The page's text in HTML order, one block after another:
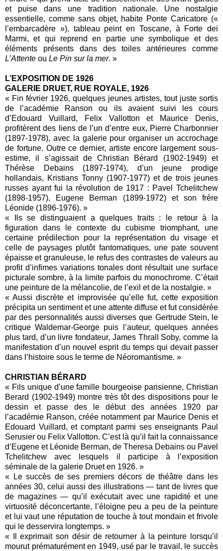
et puise dans une tradition nationale. Une nostalgie
essentielle, comme sans objet, habite Ponte Caricatore («
l’embarcadère »), tableau peint en Toscane, à Forte dei
Marmi, et qui reprend en partie une symbolique et des
éléments présents dans des toiles antérieures comme
L’Attente ou Le Pin sur la mer. »
L’EXPOSITION DE 1926
GALERIE DRUET, RUE ROYALE, 1926
« Fin février 1926, quelques jeunes artistes, tout juste sortis
de l’académie Ranson ou ils avaient suivi les cours
d’Edouard Vuillard, Felix Vallotton et Maurice Denis,
profitèrent des liens de l’un d’entre eux, Pierre Charbonnier
(1897-1978), avec la galerie pour organiser un accrochage
de fortune. Outre ce dernier, artiste encore largement sous-
estime, il s’agissait de Christian Bérard (1902-1949) et
Thérèse Debains (1897-1974), d’un jeune prodige
hollandais, Kristians Tonny (1907-1977) et de trois jeunes
russes ayant fui la révolution de 1917 : Pavel Tchelitchew
(1898-1957), Eugene Berman (1899-1972) et son frère
Léonide (1896-1976). »
« Ils se distinguaient a quelques traits : le retour à la
figuration dans le contexte du cubisme triomphant, une
certaine prédilection pour la représentation du visage et
celle de paysages plutôt fantomatiques, une pate souvent
épaisse et granuleuse, le refus des contrastes de valeurs au
profit d’infimes variations tonales dont résultait une surface
picturale sombre, à la limite parfois du monochrome. C’était
une peinture de la mélancolie, de l’exil et de la nostalgie. »
« Aussi discrète et improvisée qu’elle fut, cette exposition
précipita un sentiment et une attente diffuse et fut considérée
par des personnalités aussi diverses que Gertrude Stein, le
critique Waldemar-George puis l’auteur, quelques années
plus tard, d’un livre fondateur, James Thrall Soby, comme la
manifestation d’un nouvel esprit du temps qui devait passer
dans l’histoire sous le terme de Néoromantisme. »
CHRISTIAN BÉRARD
« Fils unique d’une famille bourgeoise parisienne, Christian
Berard (1902-1949) montre très tôt des dispositions pour le
dessin et passe des le début des années 1920 par
l’académie Ranson, créée notamment par Maurice Denis et
Edouard Vuillard, et comptant parmi ses enseignants Paul
Serusier ou Felix Vallotton. C’est là qu’il fait la connaissance
d’Eugene et Léonide Berman, de Theresa Debains ou Pavel
Tchelitchew avec lesquels il participe à l’exposition
séminale de la galerie Druet en 1926. »
« Le succès de ses premiers décors de théâtre dans les
années 30, celui aussi des illustrations — tant de livres que
de magazines — qu’il exécutait avec une rapidité et une
virtuosité déconcertante, l’éloigne peu a peu de la peinture
et lui vaut une réputation de touche à tout mondain et frivole
qui le desservira longtemps. »
« Il exprimait son désir de retourner à la peinture lorsqu’il
mourut prématurément en 1949, usé par le travail, le succès